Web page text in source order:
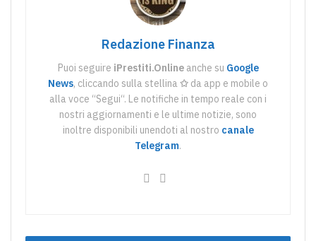
Redazione Finanza
Puoi seguire iPrestiti.Onlineanche su Google
News, cliccando sulla stellina ✩ da app e mobile o
alla voce “Segui“. Le notifiche in tempo reale con i
nostri aggiornamenti e le ultime notizie, sono
inoltre disponibili unendoti al nostro canale
Telegram.